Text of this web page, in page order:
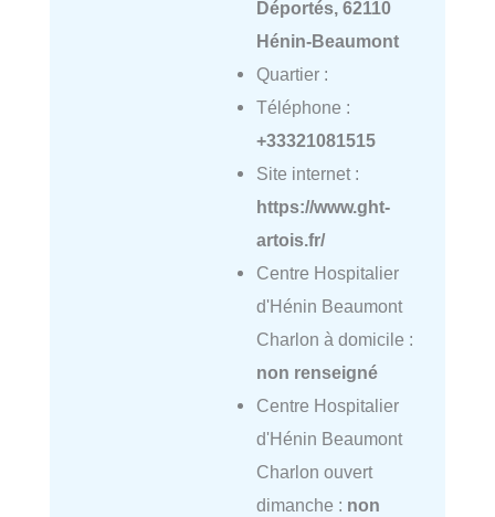
Déportés, 62110
Hénin-Beaumont
Quartier :
Téléphone :
+33321081515
Site internet :
https://www.ght-
artois.fr/
Centre Hospitalier
d'Hénin Beaumont
Charlon à domicile :
non renseigné
Centre Hospitalier
d'Hénin Beaumont
Charlon ouvert
dimanche : non